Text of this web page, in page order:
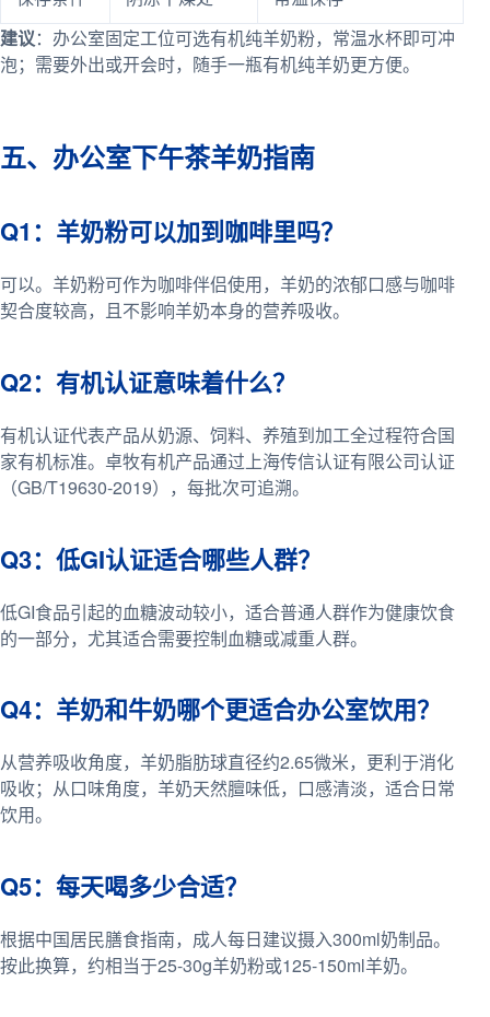
建议：办公室固定工位可选有机纯羊奶粉，常温水杯即可冲
泡；需要外出或开会时，随手一瓶有机纯羊奶更方便。
五、办公室下午茶羊奶指南
Q1：羊奶粉可以加到咖啡里吗？
可以。羊奶粉可作为咖啡伴侣使用，羊奶的浓郁口感与咖啡
契合度较高，且不影响羊奶本身的营养吸收。
Q2：有机认证意味着什么？
有机认证代表产品从奶源、饲料、养殖到加工全过程符合国
家有机标准。卓牧有机产品通过上海传信认证有限公司认证
（GB/T19630-2019），每批次可追溯。
Q3：低GI认证适合哪些人群？
低GI食品引起的血糖波动较小，适合普通人群作为健康饮食
的一部分，尤其适合需要控制血糖或减重人群。
Q4：羊奶和牛奶哪个更适合办公室饮用？
从营养吸收角度，羊奶脂肪球直径约2.65微米，更利于消化
吸收；从口味角度，羊奶天然膻味低，口感清淡，适合日常
饮用。
Q5：每天喝多少合适？
根据中国居民膳食指南，成人每日建议摄入300ml奶制品。
按此换算，约相当于25-30g羊奶粉或125-150ml羊奶。